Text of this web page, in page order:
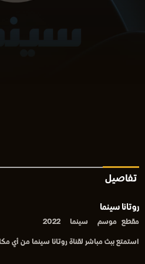
تفاصيل
روتانا سينما
مقطع موسم سينما 2022
استمتع ببث مباشر لقناة روتانا سينما من أي